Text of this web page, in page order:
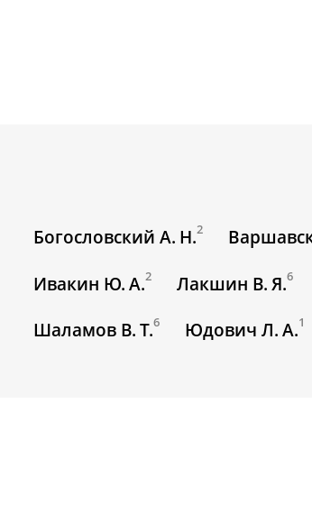
Богословский А. Н.2
Ивакин Ю. А.2 Лакшин В. Я.6
Шаламов В. Т.6 Юдович Л. А.1